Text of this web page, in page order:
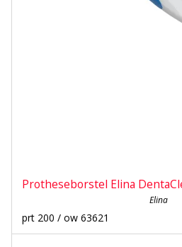
Protheseborstel Elina
Elina
prt 200 / ow 63621